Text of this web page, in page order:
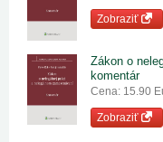
Zobraziť
Zákon o
komentár
Cena: 15.90
Zobraziť